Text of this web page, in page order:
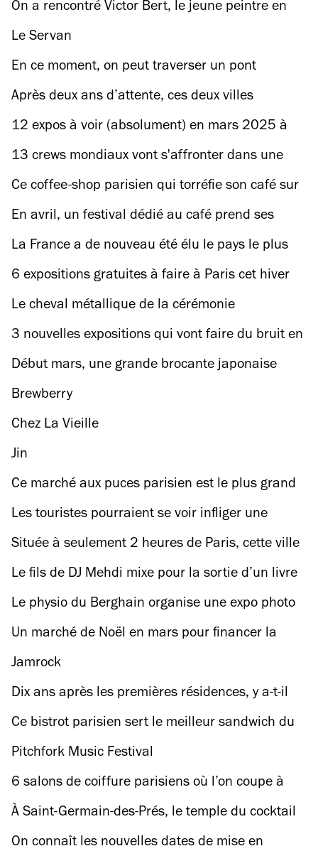
On a rencontré Victor Bert, le jeune peintre en
lettres, graveur et calligraphe parisien que tout
le monde s’arrache
Le Servan
En ce moment, on peut traverser un pont
suspendu à 60 mètres de haut au premier étage
de la tour Eiffel
Après deux ans d’attente, ces deux villes
européennes seront enfin reliées par un train
direct en avril
12 expos à voir (absolument) en mars 2025 à
Paris
13 crews mondiaux vont s'affronter dans une
battle de running inédite au coeur de Paris
Ce coffee-shop parisien qui torréfie son café sur
place vient d'être élu parmi les 10 meilleurs du
monde
En avril, un festival dédié au café prend ses
quartiers au Carreau du Temple pour deux jours
de caféine en intraveineuse
La France a de nouveau été élu le pays le plus
visité au monde l'année dernière (et pas que
pour la tour Eiffel)
6 expositions gratuites à faire à Paris cet hiver
Le cheval métallique de la cérémonie
d’ouverture des JO 2024 part en tournée dans
toute la France...
3 nouvelles expositions qui vont faire du bruit en
mars dans les musées et galeries à Paris
Début mars, une grande brocante japonaise
débarque à La Cité Fertile
Brewberry
Chez La Vieille
Jin
Ce marché aux puces parisien est le plus grand
marché d'antiquaires et de brocanteurs au
monde
Les touristes pourraient se voir infliger une
amende de 1 500 € pour ne pas avoir respecté
les nouvelles règles dans cette ville portugaise à
Située à seulement 2 heures de Paris, cette ville
italienne très prisée vient d'instaurer une
nouvelle mesure anti-tourisme
Le fils de DJ Mehdi mixe pour la sortie d’un livre
sur le hip-hop et le vin
Le physio du Berghain organise une expo photo
et une teuf de 30h à Paris
Un marché de Noël en mars pour financer la
survie de l’International
Jamrock
Dix ans après les premières résidences, y a-t-il
(encore) un chef dans le restaurant ?
Ce bistrot parisien sert le meilleur sandwich du
monde selon Time Out
Pitchfork Music Festival
6 salons de coiffure parisiens où l’on coupe à
prix couture
À Saint-Germain-des-Prés, le temple du cocktail
organise des masterclass exclusives pour shaker
On connaît les nouvelles dates de mise en